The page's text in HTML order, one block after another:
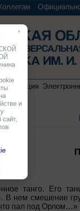
коллекция
танго. Его
В нем смешение
пал под Орлом…»
×
и